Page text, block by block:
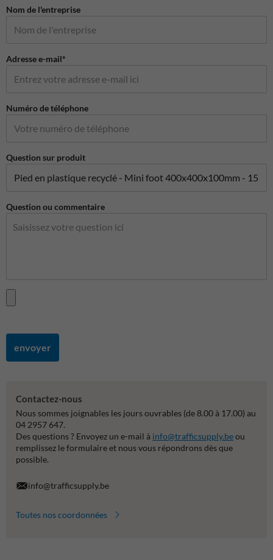
Nom de l'entreprise
Adresse e-mail*
Numéro de téléphone
Question sur produit
Question ou commentaire
envoyer
Contactez-nous
Nous sommes joignables les jours ouvrables (de 8.00 à 17.00) au
04 2957 647.
Des questions ? Envoyez un e-mail à info@trafficsupply.beou
remplissez le formulaire et nous vous répondrons dès que
possible.
info@trafficsupply.be
Toutes nos coordonnées